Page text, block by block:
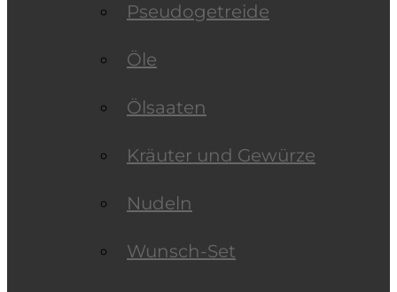
Pseudogetreide
Öle
Ölsaaten
Kräuter und Gewürze
Nudeln
Wunsch-Set